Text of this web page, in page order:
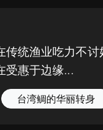
传统渔业吃力不讨
受惠于边缘...
台湾鲷的华丽转身